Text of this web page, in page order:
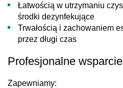
Łatwością w utrzymaniu
środki dezynfekujące
Trwałością i zachowaniem
przez długi czas
Profesjonalne wsparcie
Zapewniamy: